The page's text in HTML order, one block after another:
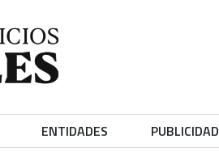
ENTIDADES PUBLICIDAD